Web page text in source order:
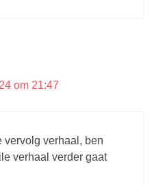
om 21:47
vervolg verhaal, ben
verhaal verder gaat